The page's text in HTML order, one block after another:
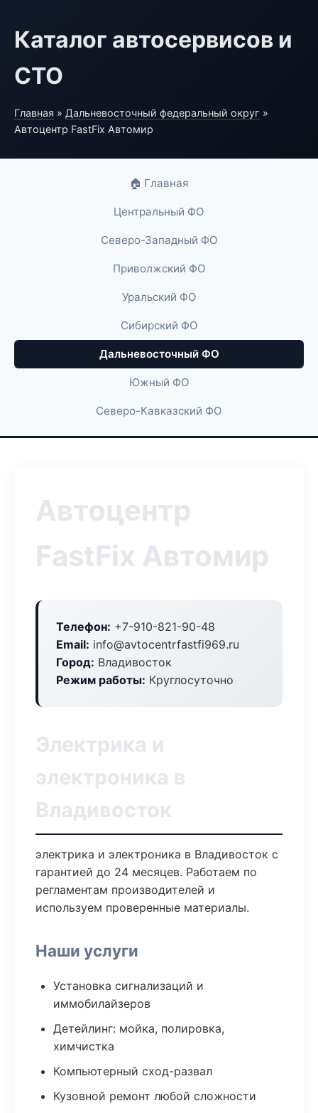
Каталог автосервисов и
СТО
Главная » Дальневосточный федеральный округ »
Автоцентр FastFix Автомир
🏠 Главная
Центральный ФО
Северо-Западный ФО
Приволжский ФО
Уральский ФО
Сибирский ФО
Дальневосточный ФО
Южный ФО
Северо-Кавказский ФО
Автоцентр
FastFix Автомир
Телефон: +7-910-821-90-48
Email: info@avtocentrfastfi969.ru
Город: Владивосток
Режим работы: Круглосуточно
Электрика и
электроника в
Владивосток
электрика и электроника в Владивосток с
гарантией до 24 месяцев. Работаем по
регламентам производителей и
используем проверенные материалы.
Наши услуги
Установка сигнализаций и
иммобилайзеров
Детейлинг: мойка, полировка,
химчистка
Компьютерный сход-развал
Кузовной ремонт любой сложности